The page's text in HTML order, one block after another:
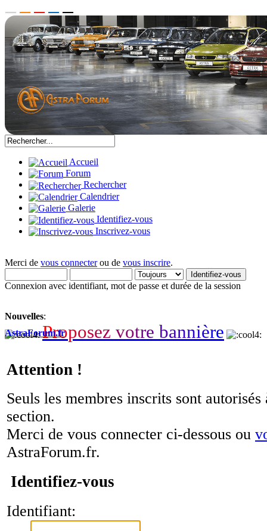
Accueil
Forum
Rechercher
Calendrier
Galerie
Identifiez-vous
Inscrivez-vous
Merci de vous connecterou de vous inscrire.
Connexion avec identifiant, mot de passe et durée de la session
Nouvelles:
Proposez votre bannière
AstraForum.fr
Attention !
Seuls les membres inscrits sont autorisés
section.
Merci de vous connecter ci-dessous ou
AstraForum.fr.
Identifiez-vous
Identifiant: